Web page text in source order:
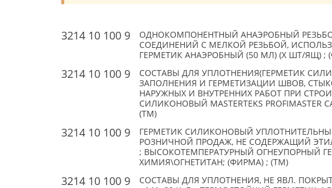
3214 10 100 9
ОДНОКОМПОНЕНТНЫЙ АНАЭРОБНЫЙ
СОЕДИНЕНИЙ С МЕЛКОЙ РЕЗЬБОЙ,
ГЕРМЕТИК АНАЭРОБНЫЙ (50 МЛ) (X ШТ/ЯЩ) ;
3214 10 100 9
СОСТАВЫ ДЛЯ УПЛОТНЕНИЯ(ГЕРМЕТИК
ЗАПОЛНЕНИЯ И ГЕРМЕТИЗАЦИИ ШВОВ,
НАРУЖНЫХ И ВНУТРЕННИХ РАБОТ ПРИ
СИЛИКОНОВЫЙ MASTERTEKS
(TM)
3214 10 100 9
ГЕРМЕТИК СИЛИКОНОВЫЙ
РОЗНИЧНОЙ ПРОДАЖ, НЕ СОДЕРЖАЩИЙ
; ВЫСОКОТЕМПЕРАТУРНЫЙ ОГНЕУПОРНЫЙ
ХИМИЯ\ОГНЕТИТАН; (ФИРМА) ; (TM)
3214 10 100 9
СОСТАВЫ ДЛЯ УПЛОТНЕНИЯ, НЕ ЯВЛ.